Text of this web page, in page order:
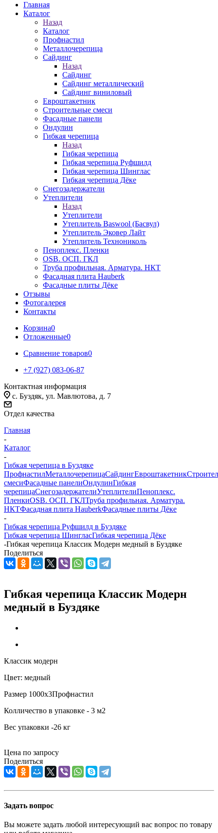
Главная
Каталог
Назад
Каталог
Профнастил
Металлочерепица
Сайдинг
Назад
Сайдинг
Сайдинг металлический
Сайдинг виниловый
Евроштакетник
Строительные смеси
Фасадные панели
Ондулин
Гибкая черепица
Назад
Гибкая черепица
Гибкая черепица Руфшилд
Гибкая черепица Шинглас
Гибкая черепица Дёке
Снегозадержатели
Утеплители
Назад
Утеплители
Утеплитель Baswool (Басвул)
Утеплитель Эковер Лайт
Утеплитель Технониколь
Пеноплекс. Пленки
OSB. ОСП. ГКЛ
Труба профильная. Арматура. НКТ
Фасадная плита Hauberk
Фасадные плиты Дёке
Отзывы
Фотогалерея
Контакты
Корзина0
Отложенные0
Сравнение товаров0
+7 (927) 083-06-87
Контактная информация
c. Буздяк, ул. Мавлютова, д. 7
Отдел качества
Главная
-
Каталог
-
Гибкая черепица в Буздяке
ПрофнастилМеталлочерепицаСайдингЕвроштакетник
смесиФасадные панелиОндулинГибкая
черепицаСнегозадержателиУтеплителиПеноплекс.
ПленкиOSB. ОСП. ГКЛТруба профильная. Арматура.
НКТФасадная плита HauberkФасадные плиты Дёке
-
Гибкая черепица Руфшилд в Буздяке
Гибкая черепица ШингласГибкая черепица Дёке
-Гибкая черепица Классик Модерн медный в Буздяке
Поделиться
Гибкая черепица Классик Модерн
медный в Буздяке
Классик модерн
Цвет: медный
Размер 1000х3Профнастил
Колличество в упаковке - 3 м2
Вес упаковки -26 кг
Цена по запросу
Поделиться
Задать вопрос
Вы можете задать любой интересующий вас вопрос по товару